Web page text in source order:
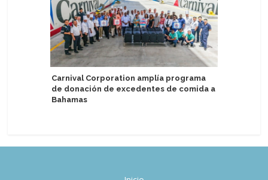
Carnival Corporation amplía programa
de donación de excedentes de comida a
Bahamas